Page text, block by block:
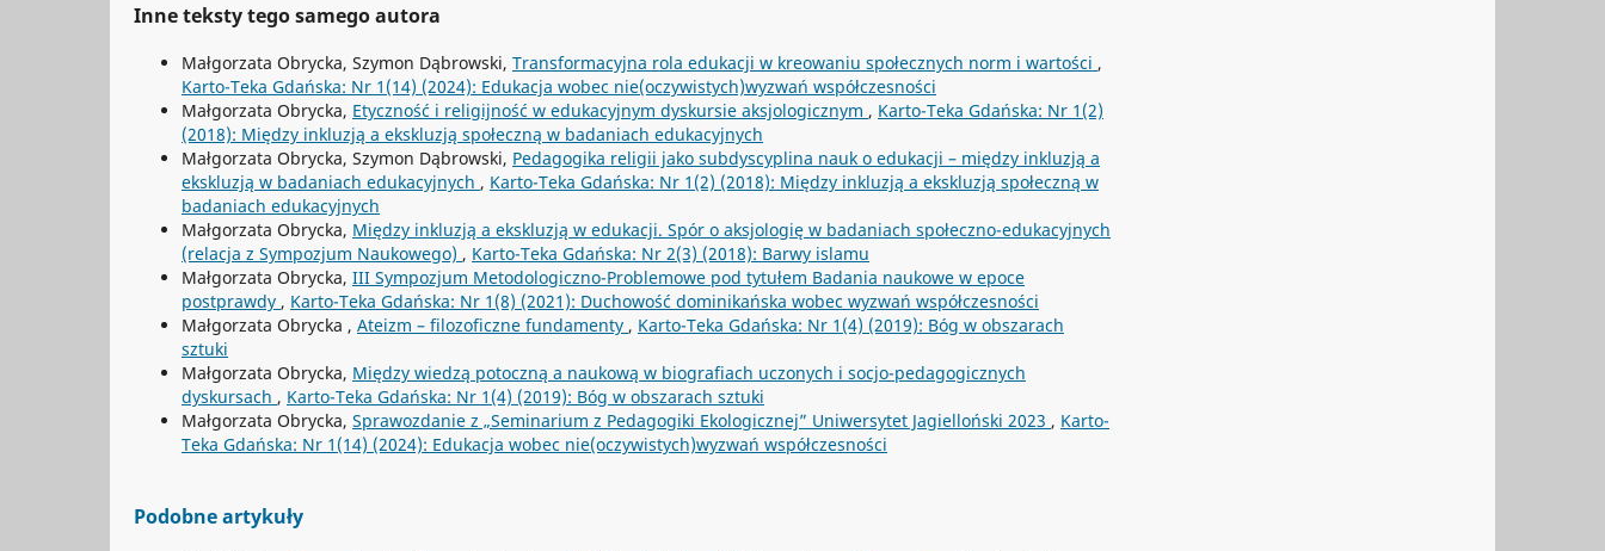
Inne teksty tego samego autora
Małgorzata Obrycka, Szymon Dąbrowski, Transformacyjna rola edukacji w kreowaniu społecznych norm i wartości ,
Karto-Teka Gdańska: Nr 1(14) (2024): Edukacja wobec nie(oczywistych)wyzwań współczesności
Małgorzata Obrycka, Etyczność i religijność w edukacyjnym dyskursie aksjologicznym , Karto-Teka Gdańska: Nr 1(2)
(2018): Między inkluzją a ekskluzją społeczną w badaniach edukacyjnych
Małgorzata Obrycka, Szymon Dąbrowski, Pedagogika religii jako subdyscyplina nauk o edukacji – między inkluzją a
ekskluzją w badaniach edukacyjnych , Karto-Teka Gdańska: Nr 1(2) (2018): Między inkluzją a ekskluzją społeczną w
badaniach edukacyjnych
Małgorzata Obrycka, Między inkluzją a ekskluzją w edukacji. Spór o aksjologię w badaniach społeczno-edukacyjnych
(relacja z Sympozjum Naukowego) , Karto-Teka Gdańska: Nr 2(3) (2018): Barwy islamu
Małgorzata Obrycka, III Sympozjum Metodologiczno-Problemowe pod tytułem Badania naukowe w epoce
postprawdy , Karto-Teka Gdańska: Nr 1(8) (2021): Duchowość dominikańska wobec wyzwań współczesności
Małgorzata Obrycka , Ateizm – filozoficzne fundamenty , Karto-Teka Gdańska: Nr 1(4) (2019): Bóg w obszarach
sztuki
Małgorzata Obrycka, Między wiedzą potoczną a naukową w biografiach uczonych i socjo-pedagogicznych
dyskursach , Karto-Teka Gdańska: Nr 1(4) (2019): Bóg w obszarach sztuki
Małgorzata Obrycka, Sprawozdanie z „Seminarium z Pedagogiki Ekologicznej” Uniwersytet Jagielloński 2023 , Karto-
Teka Gdańska: Nr 1(14) (2024): Edukacja wobec nie(oczywistych)wyzwań współczesności
Podobne artykuły